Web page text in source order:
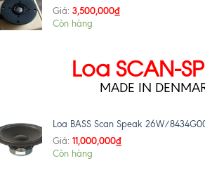
Giá: 3,500,000₫
Còn hàng
Loa SCAN-
MADE IN
Loa BASS Scan Speak 26W/
Giá: 11,000,000₫
Còn hàng